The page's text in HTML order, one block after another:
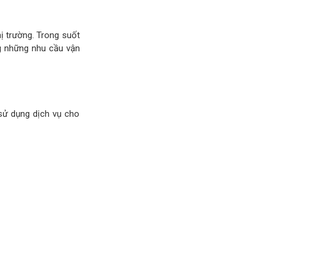
trường. Trong suốt
nhu cầu vận
dụng dịch vụ cho